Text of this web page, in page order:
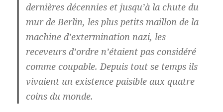
dernières décennies et jusqu’à la chute du
mur de Berlin, les plus petits maillon de la
machine d’extermination nazi, les
receveurs d’ordre n’étaient pas considéré
comme coupable. Depuis tout se temps ils
vivaient un existence paisible aux quatre
coins du monde.